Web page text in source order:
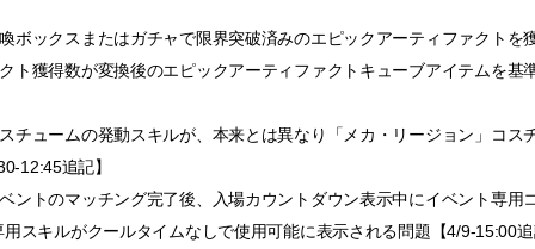
ボックスまたはガチャで限界突破済みのエピックアーティファクトを
ト獲得数が変換後のエピックアーティファクトキューブアイテムを基
チュームの発動スキルが、本来とは異なり「メカ・リージョン」コス
12:45追記】
ントのマッチング完了後、入場カウントダウン表示中にイベント専用
スキルがクールタイムなしで使用可能に表示される問題【4/9-15:00追